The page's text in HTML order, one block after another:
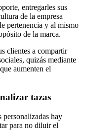
entregarles sus
de la empresa
pertenencia y al mismo
de la marca.
clientes a compartir
quizás mediante
aumenten el
tazas
personalizadas hay
para no diluir el